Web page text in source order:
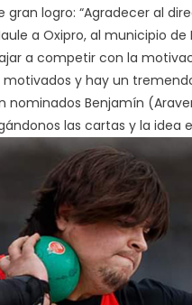
logro: “Agradecer al
a Oxipro, al municipio
a competir con la
y hay un
nominados Benjamín
las cartas y la idea